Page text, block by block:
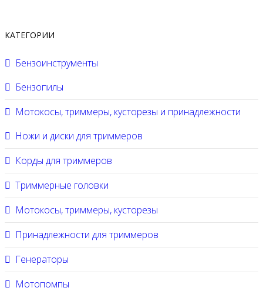
КАТЕГОРИИ
Бензоинструменты
Бензопилы
Мотокосы, триммеры, кусторезы и принадлежности
Ножи и диски для триммеров
Корды для триммеров
Триммерные головки
Мотокосы, триммеры, кусторезы
Принадлежности для триммеров
Генераторы
Мотопомпы